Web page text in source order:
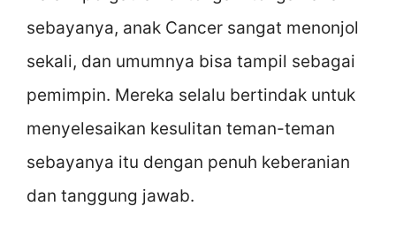
sebayanya, anak Cancer sangat menonjol
sekali, dan umumnya bisa tampil sebagai
pemimpin. Mereka selalu bertindak untuk
menyelesaikan kesulitan teman-teman
sebayanya itu dengan penuh keberanian
dan tanggung jawab.